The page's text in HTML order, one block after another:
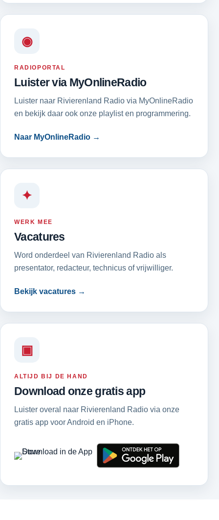
◉
RADIOPORTAL
Luister via MyOnlineRadio
Luister naar Rivierenland Radio via MyOnlineRadio
en bekijk daar ook onze playlist en programmering.
Naar MyOnlineRadio →
✦
WERK MEE
Vacatures
Word onderdeel van Rivierenland Radio als
presentator, redacteur, technicus of vrijwilliger.
Bekijk vacatures →
▣
ALTIJD BIJ DE HAND
Download onze gratis app
Luister overal naar Rivierenland Radio via onze
gratis app voor Android en iPhone.